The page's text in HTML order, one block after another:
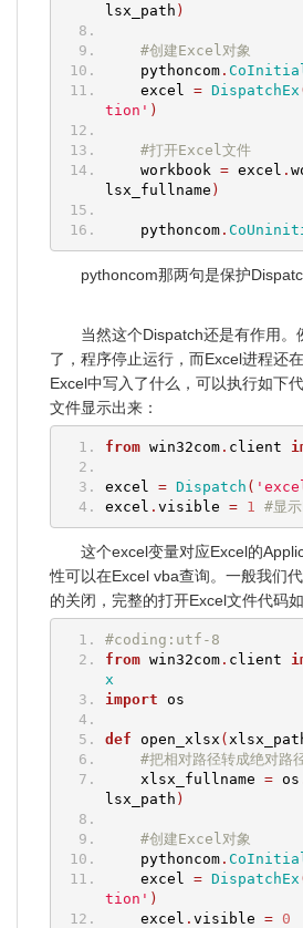
lsx_path )
#创建Excel对象
pythoncom.
excel = DispatchEx
tion' )
#打开Excel文件
workbook = excel .
lsx_fullname )
pythoncom.
pythoncom那两句是保护
当然这个Dispatch还是有作用。
了，程序停止运行，而Excel进程还
Excel中写入了什么，可以执行如下
文件显示出来：
from win32com. client
excel = Dispatch (
excel . visible = 1 #显
这个excel变量对应Excel的
性可以在Excel vba查询。一般我们
的关闭，完整的打开Excel文件代码如
#coding:utf-8
from win32com. client
x
import os
def open_xlsx (
#把相对路径转成绝对路
xlsx_fullname = os
lsx_path )
#创建Excel对象
pythoncom.
excel = DispatchEx
tion' )
excel . visible = 0